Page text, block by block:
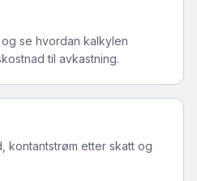
se hvordan kalkylen
til avkastning.
kontantstrøm etter skatt og